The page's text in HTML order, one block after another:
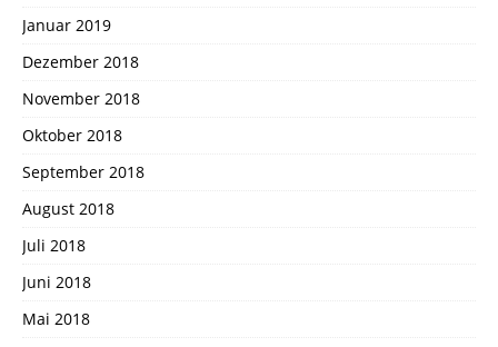
Januar 2019
Dezember 2018
November 2018
Oktober 2018
September 2018
August 2018
Juli 2018
Juni 2018
Mai 2018